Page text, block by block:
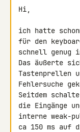
Hi,
ich hatte
für den
schnell genug
Das äußerte
Tastenprellen
Fehlersuche
Seitdem
die Eingänge
interne weak-
ca 150 ms auf